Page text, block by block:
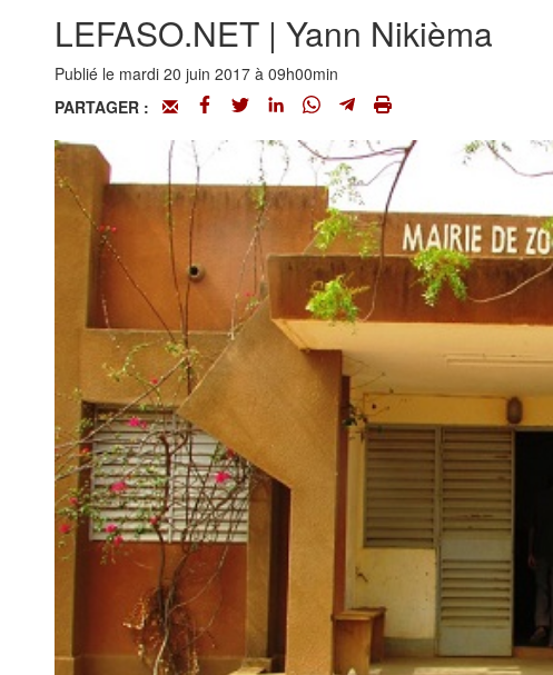
LEFASO.NET | Yann Nikièma
Publié le mardi 20 juin 2017 à 09h00min
PARTAGER :